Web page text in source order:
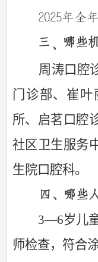
2025年全年
三 、 哪些
周涛口腔诊
门诊部、 崔叶
所、 启茗口腔
社区卫生服务
生院口腔科。
四 、 哪些
3—6岁儿
师检查，符合